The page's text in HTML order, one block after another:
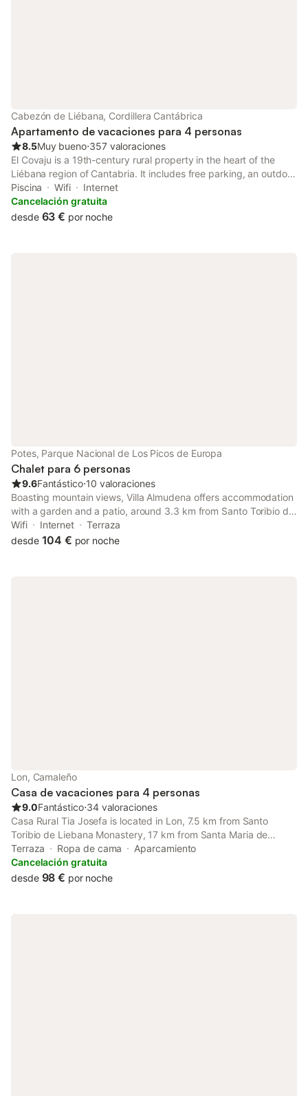
Cabezón de Liébana, Cordillera Cantábrica
Apartamento de vacaciones para 4 personas
8.5Muy bueno⋅357 valoraciones
El Covaju is a 19th-century rural property in the heart of the
Liébana region of Cantabria. It includes free parking, an outdoor
pool and an outdoor sauna. These well-equipped apartments
are set in El Covaju’s rural housing complex.
Piscina Wifi
Internet
Cancelación gratuita
desde 63 € por noche
Potes, Parque Nacional de Los Picos de Europa
Chalet para 6 personas
9.6Fantástico⋅10 valoraciones
Boasting mountain views, Villa Almudena offers accommodation
with a garden and a patio, around 3.3 km from Santo Toribio de
Liebana Monastery. This property offers access to a terrace,
free private parking and free WiFi.
Wifi Internet
Terraza
desde 104 € por noche
Lon, Camaleño
Casa de vacaciones para 4 personas
9.0Fantástico⋅34 valoraciones
Casa Rural Tia Josefa is located in Lon, 7.5 km from Santo
Toribio de Liebana Monastery, 17 km from Santa Maria de
Lebeña Church, as well as 20 km from Fuente Dé Cable Car.
Desfiladero de la Hermida is 21 km from the holiday home.
Terraza Ropa de cama
Aparcamiento
Cancelación gratuita
desde 98 € por noche